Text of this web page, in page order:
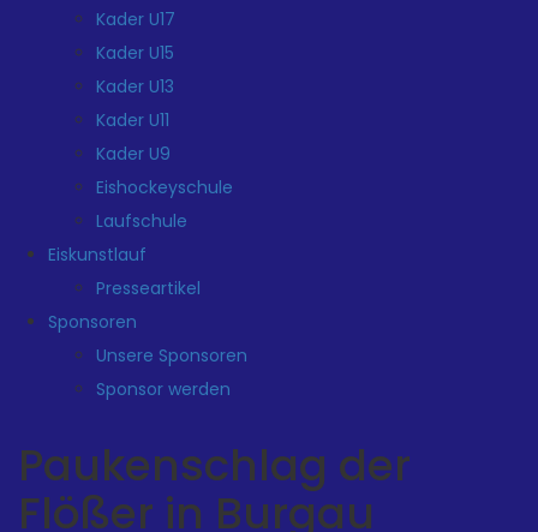
Kader U17
Kader U15
Kader U13
Kader U11
Kader U9
Eishockeyschule
Laufschule
Eiskunstlauf
Presseartikel
Sponsoren
Unsere Sponsoren
Sponsor werden
Paukenschlag der
Flößer in Burgau